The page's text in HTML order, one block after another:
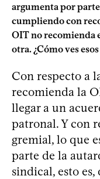
argumenta por
cumpliendo con
OIT no recomienda
otra. ¿Cómo ves
Con respecto a
recomienda la
llegar a un
patronal. Y con
gremial, lo que
parte de la
sindical, esto